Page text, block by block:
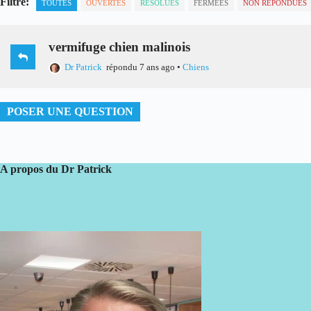
TOUTES OUVERTES RÉSOLUES FERMÉES NON RÉPONDUES
vermifuge chien malinois
Dr Patrick répondu 7 ans ago • Chiens
POSER UNE QUESTION
A propos du Dr Patrick